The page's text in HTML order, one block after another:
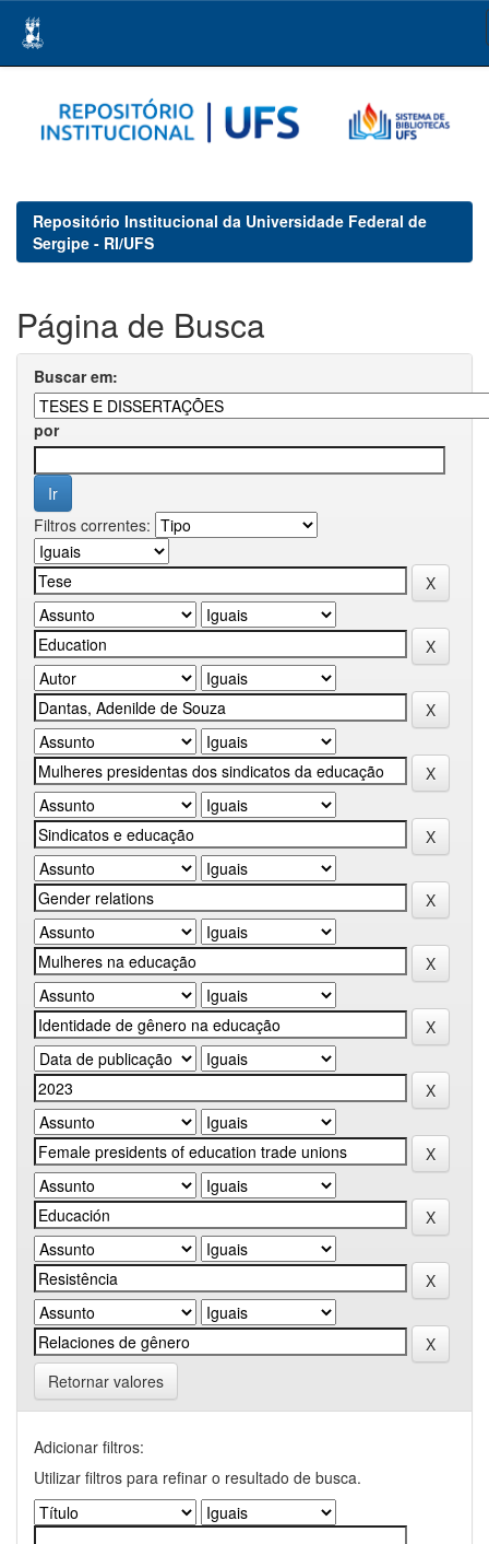
navigation
Repositório Institucional da Universidade Federal de
Sergipe - RI/UFS
Página de Busca
Buscar em:
por
Filtros correntes:
Retornar valores
Adicionar filtros:
Utilizar filtros para refinar o resultado de busca.